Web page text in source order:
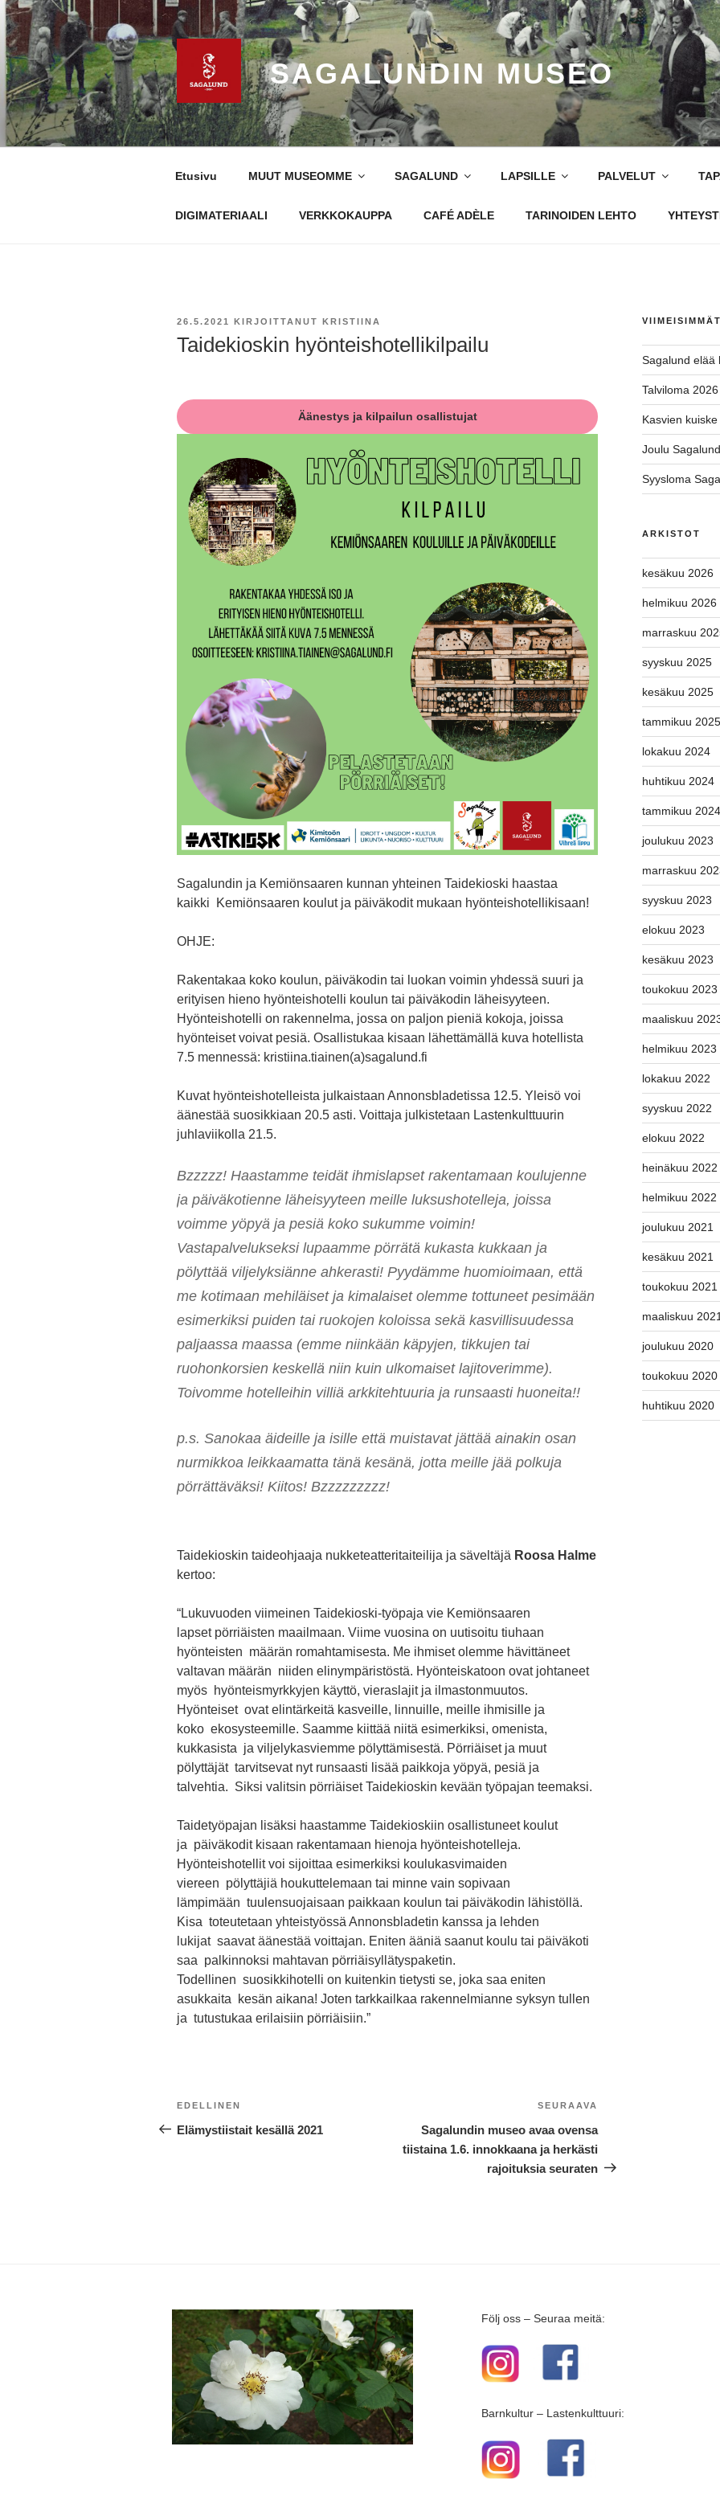
Siirry
sisältöön
SAGALUNDIN MUSEO
Etusivu MUUT MUSEOMME SAGALUND LAPSILLE PALVELUT
DIGIMATERIAALI VERKKOKAUPPA CAFÉ ADÈLE TARINOIDEN LEHTO
JULKAISTU
26.5.2021 KIRJOITTANUT KRISTIINA
Taidekioskin hyönteishotellikilpailu
Äänestys ja kilpailun osallistujat
Sagalundin ja Kemiönsaaren kunnan yhteinen Taidekioski haastaa
kaikki Kemiönsaaren koulut ja päiväkodit mukaan hyönteishotellikisaan!
OHJE:
Rakentakaa koko koulun, päiväkodin tai luokan voimin yhdessä suuri ja
erityisen hieno hyönteishotelli koulun tai päiväkodin läheisyyteen.
Hyönteishotelli on rakennelma, jossa on paljon pieniä kokoja, joissa
hyönteiset voivat pesiä. Osallistukaa kisaan lähettämällä kuva hotellista
7.5 mennessä: kristiina.tiainen(a)sagalund.fi
Kuvat hyönteishotelleista julkaistaan Annonsbladetissa 12.5. Yleisö voi
äänestää suosikkiaan 20.5 asti. Voittaja julkistetaan Lastenkulttuurin
juhlaviikolla 21.5.
Bzzzzz! Haastamme teidät ihmislapset rakentamaan koulujenne
ja päiväkotienne läheisyyteen meille luksushotelleja, joissa
voimme yöpyä ja pesiä koko sukumme voimin!
Vastapalvelukseksi lupaamme pörrätä kukasta kukkaan ja
pölyttää viljelyksiänne ahkerasti! Pyydämme huomioimaan, että
me kotimaan mehiläiset ja kimalaiset olemme tottuneet pesimään
esimerkiksi puiden tai ruokojen koloissa sekä kasvillisuudessa
paljaassa maassa (emme niinkään käpyjen, tikkujen tai
ruohonkorsien keskellä niin kuin ulkomaiset lajitoverimme).
Toivomme hotelleihin villiä arkkitehtuuria ja runsaasti huoneita!!
p.s. Sanokaa äideille ja isille että muistavat jättää ainakin osan
nurmikkoa leikkaamatta tänä kesänä, jotta meille jää polkuja
pörrättäväksi! Kiitos! Bzzzzzzzzz!
Taidekioskin taideohjaaja nukketeatteritaiteilija ja säveltäjä Roosa Halme
kertoo:
“Lukuvuoden viimeinen Taidekioski-työpaja vie Kemiönsaaren
lapset pörriäisten maailmaan. Viime vuosina on uutisoitu tiuhaan
hyönteisten määrän romahtamisesta. Me ihmiset olemme hävittäneet
valtavan määrän niiden elinympäristöstä. Hyönteiskatoon ovat johtaneet
myös hyönteismyrkkyjen käyttö, vieraslajit ja ilmastonmuutos.
Hyönteiset ovat elintärkeitä kasveille, linnuille, meille ihmisille ja
koko ekosysteemille. Saamme kiittää niitä esimerkiksi, omenista,
kukkasista ja viljelykasviemme pölyttämisestä. Pörriäiset ja muut
pölyttäjät tarvitsevat nyt runsaasti lisää paikkoja yöpyä, pesiä ja
talvehtia. Siksi valitsin pörriäiset Taidekioskin kevään työpajan teemaksi.
Taidetyöpajan lisäksi haastamme Taidekioskiin osallistuneet koulut
ja päiväkodit kisaan rakentamaan hienoja hyönteishotelleja.
Hyönteishotellit voi sijoittaa esimerkiksi koulukasvimaiden
viereen pölyttäjiä houkuttelemaan tai minne vain sopivaan
lämpimään tuulensuojaisaan paikkaan koulun tai päiväkodin lähistöllä.
Kisa toteutetaan yhteistyössä Annonsbladetin kanssa ja lehden
lukijat saavat äänestää voittajan. Eniten ääniä saanut koulu tai päiväkoti
saa palkinnoksi mahtavan pörriäisyllätyspaketin.
Todellinen suosikkihotelli on kuitenkin tietysti se, joka saa eniten
asukkaita kesän aikana! Joten tarkkailkaa rakennelmianne syksyn tullen
ja tutustukaa erilaisiin pörriäisiin.”
Artikkelien
selaus
Edellinen
artikkeli
EDELLINEN
Elämystiistait kesällä 2021
artikkeli
SEURAAVA
Sagalundin museo avaa ovensa
tiistaina 1.6. innokkaana ja herkästi
rajoituksia seuraten
Sagalund elää
Talviloma
Kasvien
Joulu
Syysloma
ARKISTOT
kesäkuu 2026
helmikuu 2026
marraskuu
syyskuu 2025
kesäkuu 2025
tammikuu 2025
lokakuu 2024
huhtikuu 2024
tammikuu 2024
joulukuu 2023
marraskuu
syyskuu 2023
elokuu 2023
kesäkuu 2023
toukokuu 2023
maaliskuu
helmikuu 2023
lokakuu 2022
syyskuu 2022
elokuu 2022
heinäkuu 2022
helmikuu 2022
joulukuu 2021
kesäkuu 2021
toukokuu 2021
maaliskuu 2021
joulukuu 2020
toukokuu 2020
huhtikuu 2020
Följ oss – Seuraa meitä:
Barnkultur – Lastenkulttuuri: